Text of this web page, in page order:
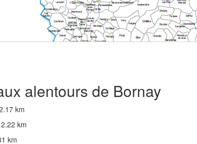
alentours de Bornay
km
km
km